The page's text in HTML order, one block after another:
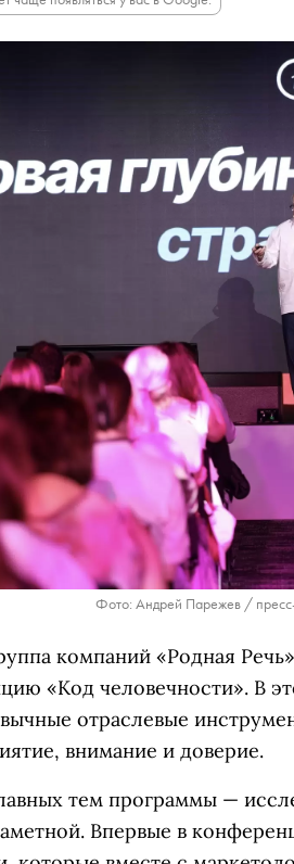
Фото: Андрей Парежев / пресс-
компаний «Родная
«Код человечности». В
отраслевые
внимание и доверие.
тем программы —
Впервые в